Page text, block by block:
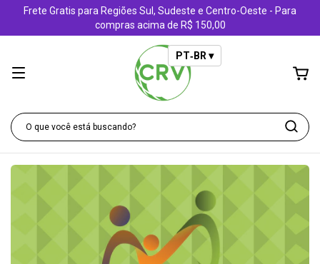
Frete Gratis para Regiões Sul, Sudeste e Centro-Oeste - Para
compras acima de R$ 150,00
PT‑BR ▾